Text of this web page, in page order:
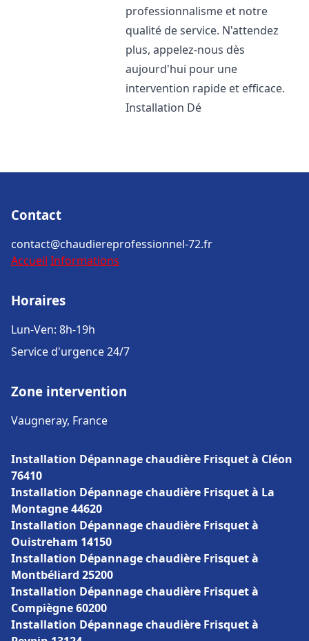
professionnalisme et notre
qualité de service. N'attendez
plus, appelez-nous dès
aujourd'hui pour une
intervention rapide et efficace.
Installation Dé
Contact
contact@chaudiereprofessionnel-72.fr
Accueil Informations
Horaires
Lun-Ven: 8h-19h
Service d'urgence 24/7
Zone intervention
Vaugneray, France
Installation Dépannage chaudière Frisquet à Cléon
76410
Installation Dépannage chaudière Frisquet à La
Montagne 44620
Installation Dépannage chaudière Frisquet à
Ouistreham 14150
Installation Dépannage chaudière Frisquet à
Montbéliard 25200
Installation Dépannage chaudière Frisquet à
Compiègne 60200
Installation Dépannage chaudière Frisquet à